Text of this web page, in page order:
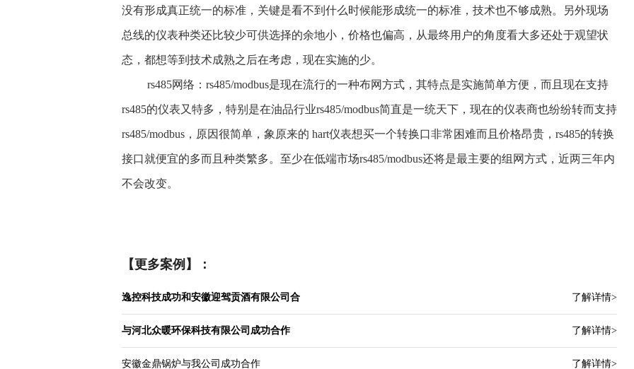
没有形成真正统一的标准，关键是看不到什么时候能形成统一的标准，技术也不够成熟。另外现场
总线的仪表种类还比较少可供选择的余地小，价格也偏高，从最终用户的角度看大多还处于观望状
态，都想等到技术成熟之后在考虑，现在实施的少。
rs485网络：rs485/modbus是现在流行的一种布网方式，其特点是实施简单方便，而且现在支持
rs485的仪表又特多，特别是在油品行业rs485/modbus简直是一统天下，现在的仪表商也纷纷转而支持
rs485/modbus，原因很简单，象原来的 hart仪表想买一个转换口非常困难而且价格昂贵，rs485的转换
接口就便宜的多而且种类繁多。至少在低端市场rs485/modbus还将是最主要的组网方式，近两三年内
不会改变。
【更多案例】：
了解详情>
逸控科技成功和安徽迎驾贡酒有限公司合
了解详情>
与河北众暖环保科技有限公司成功合作
了解详情>
安徽金鼎锅炉与我公司成功合作